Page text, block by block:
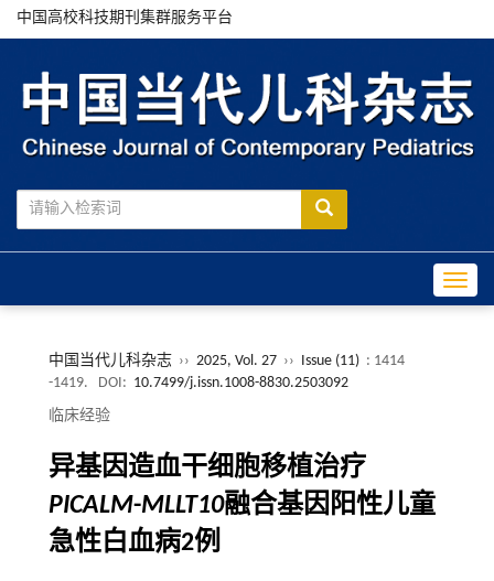
中国高校科技期刊集群服务平台
中国当代儿科杂志 ›› 2025, Vol. 27 ›› Issue (11) : 1414
-1419.
DOI: 10.7499/j.issn.1008-8830.2503092
临床经验
异基因造血干细胞移植治疗
PICALM-MLLT10融合基因阳性儿童
急性白血病2例